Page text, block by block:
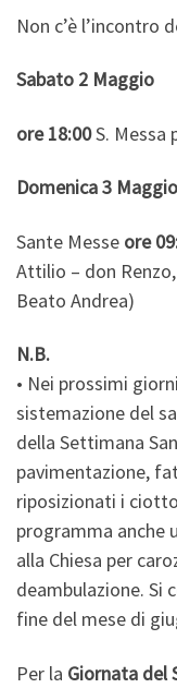
Non c’è l’incontro
Sabato 2 Maggio
ore 18:00S. Messa
Domenica 3
Sante Messe ore
Attilio – don
Beato Andrea)
N.B.
• Nei prossimi
sistemazione del
della Settimana
pavimentazione,
riposizionati i
programma anche
alla Chiesa per
deambulazione. Si
fine del mese di
Per la Giornata del